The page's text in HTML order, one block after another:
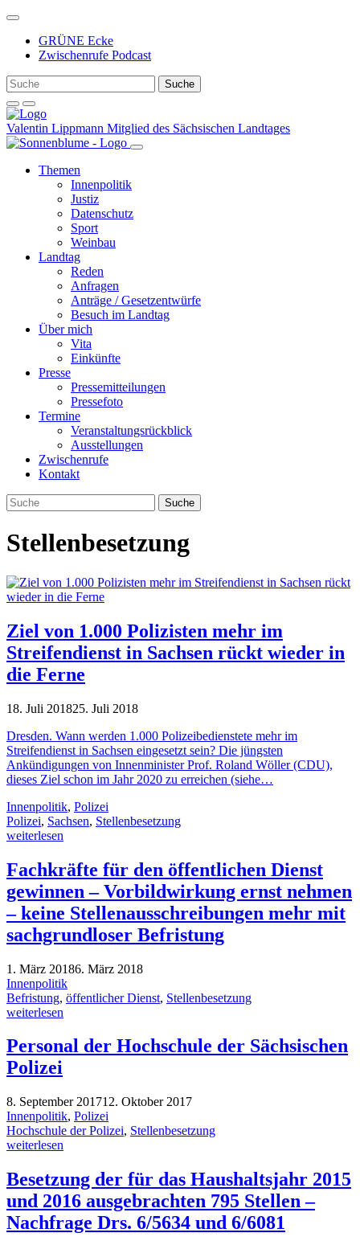
Weiter
Inhalt
GRÜNE Ecke
Zwischenrufe Podcast
Valentin Lippmann Mitglied des Sächsischen Landtages
Themen
Innenpolitik
Justiz
Datenschutz
Sport
Weinbau
Landtag
Reden
Anfragen
Anträge / Gesetzentwürfe
Besuch im Landtag
Über mich
Vita
Einkünfte
Presse
Pressemitteilungen
Pressefoto
Termine
Veranstaltungsrückblick
Ausstellungen
Zwischenrufe
Kontakt
Stellenbesetzung
Ziel von 1.000 Polizisten mehr im
Streifendienst in Sachsen rückt wieder in
die Ferne
18. Juli 201825. Juli 2018
Dresden. Wann werden 1.000 Polizeibedienstete mehr im
Streifendienst in Sachsen eingesetzt sein? Die jüngsten
Ankündigungen von Innenminister Prof. Roland Wöller (CDU),
dieses Ziel schon im Jahr 2020 zu erreichen (siehe…
Innenpolitik, Polizei
Polizei, Sachsen, Stellenbesetzung
weiterlesen
Fachkräfte für den öffentlichen Dienst
gewinnen – Vorbildwirkung ernst nehmen
– keine Stellenausschreibungen mehr mit
sachgrundloser Befristung
1. März 20186. März 2018
Innenpolitik
Befristung, öffentlicher Dienst, Stellenbesetzung
weiterlesen
Personal der Hochschule der Sächsischen
Polizei
8. September 201712. Oktober 2017
Innenpolitik, Polizei
Hochschule der Polizei, Stellenbesetzung
weiterlesen
Besetzung der für das Haushaltsjahr 2015
und 2016 ausgebrachten 795 Stellen –
Nachfrage Drs. 6/5634 und 6/6081